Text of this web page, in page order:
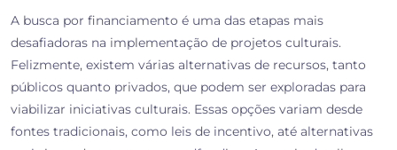
A busca por financiamento é uma das etapas mais
desafiadoras na implementação de projetos culturais.
Felizmente, existem várias alternativas de recursos, tanto
públicos quanto privados, que podem ser exploradas para
viabilizar iniciativas culturais. Essas opções variam desde
fontes tradicionais, como leis de incentivo, até alternativas